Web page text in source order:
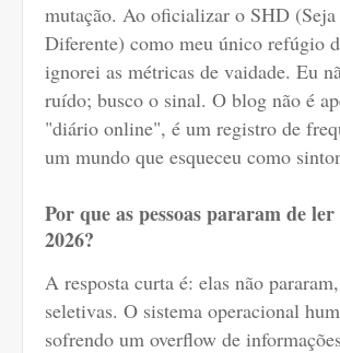
mutação. Ao oficializar o SHD
Diferente) como meu único refúgio
ignorei as métricas de vaidade. Eu
ruído; busco o sinal. O blog não é
"diário online", é um registro de
um mundo que esqueceu como
Por que as pessoas pararam de
2026?
A resposta curta é: elas não
seletivas. O sistema operacional
sofrendo um overflow de